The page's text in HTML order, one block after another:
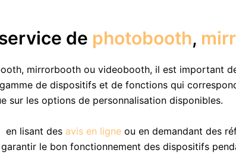
de photobooth,
mirrorbooth ou videobooth, il est important
de dispositifs et de fonctions qui
sur les options de personnalisation disponibles.
en lisant des avis en ligne ou en demandant des
le bon fonctionnement des dispositifs